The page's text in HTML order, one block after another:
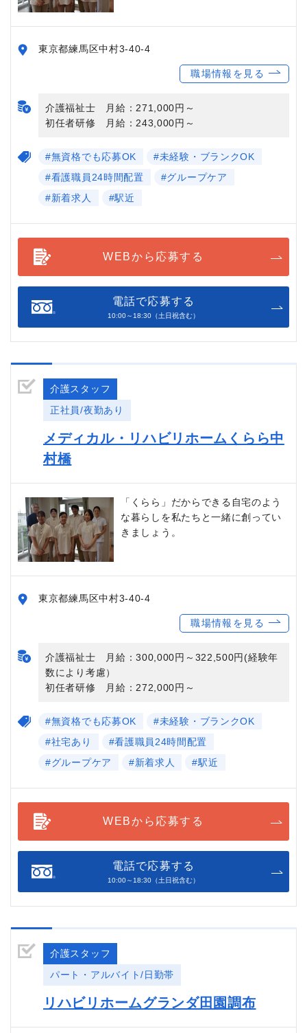
東京都練馬区中村3-40-4
職場情報を見る
介護福祉士 月給：271,000円～
初任者研修 月給：243,000円～
#無資格でも応募OK
#未経験・ブランクOK
#看護職員24時間配置
#グループケア
#新着求人
#駅近
WEBから応募する
電話で応募する
10:00～18:30（土日祝含む）
介護スタッフ
正社員/夜勤あり
メディカル・リハビリホームくらら中
村橋
「くらら」だからできる自宅のよう
な暮らしを私たちと一緒に創ってい
きましょう。
東京都練馬区中村3-40-4
職場情報を見る
介護福祉士 月給：300,000円～322,500円(経験年
数により考慮）
初任者研修 月給：272,000円～
#無資格でも応募OK
#未経験・ブランクOK
#社宅あり
#看護職員24時間配置
#グループケア
#新着求人 #駅近
WEBから応募する
電話で応募する
10:00～18:30（土日祝含む）
介護スタッフ
パート・アルバイト/日勤帯
リハビリホームグランダ田園調布